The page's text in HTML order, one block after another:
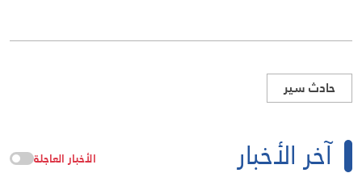
حادث سير
آخر الأخبار الأخبار العاجلة